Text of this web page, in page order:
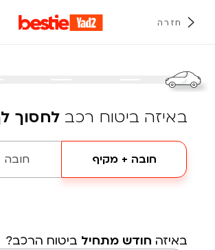
חזרה
באיזה ביטוח רכב לחסוך
חובה + מקיף חובה
באיזה חודש מתחיל ביטוח הרכב?